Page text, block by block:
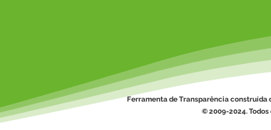
Ferramenta de Transparência construída
© 2009-2024.